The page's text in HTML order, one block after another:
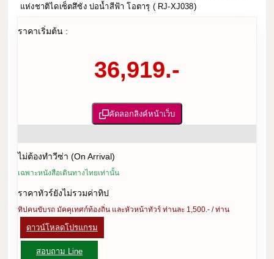
แห่งชาติไดเซ็ตสึซัง บ่อน้ำสีฟ้า โอตารุ ( RJ-XJ038)
ราคาเริ่มต้น :
36,919.-
คัดลอกลิงค์หน้าเว็บ
ไม่ต้องทำวีซ่า (On Arrival)
เฉพาะหนังสือเดินทางไทยเท่านั้น
ราคาทัวร์ยังไม่รวมค่าทิป
ทิปคนขับรถ มัคคุเทศก์ท้องถิ่น และหัวหน้าทัวร์ ท่านละ 1,500.- / ท่าน
ดาวน์โหลดโปรแกรม
สอบถาม Line